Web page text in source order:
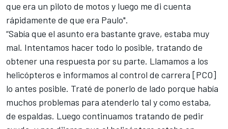
que era un piloto de motos y luego me di cuenta
rápidamente de que era Paulo".
“Sabía que el asunto era bastante grave, estaba muy
mal. Intentamos hacer todo lo posible, tratando de
obtener una respuesta por su parte. Llamamos a los
helicópteros e informamos al control de carrera [PCO]
lo antes posible. Traté de ponerlo de lado porque había
muchos problemas para atenderlo tal y como estaba,
de espaldas. Luego continuamos tratando de pedir